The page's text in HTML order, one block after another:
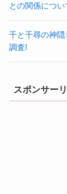
との関係につ
千と千尋の神
調査!
スポンサー